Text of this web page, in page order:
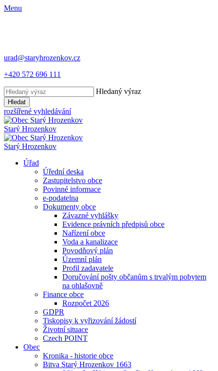
Menu
urad@staryhrozenkov.cz
+420 572 696 111
Hledaný výraz
Hledat
rozšířené vyhledávání
Starý Hrozenkov
Starý Hrozenkov
Úřad
Úřední deska
Zastupitelstvo obce
Povinné informace
e-podatelna
Dokumenty obce
Závazné vyhlášky
Evidence právních předpisů obce
Nařízení obce
Voda a kanalizace
Povodňový plán
Územní plán
Profil zadavatele
Doručování pošty občanům s trvalým pobytem
na ohlašovně
Finance obce
Rozpočet 2026
GDPR
Tiskopisy k vyřizování žádostí
Životní situace
Czech POINT
Obec
Kronika - historie obce
Bitva Starý Hrozenkov 1663